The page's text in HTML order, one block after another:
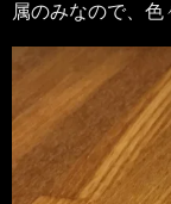
属のみなので、色